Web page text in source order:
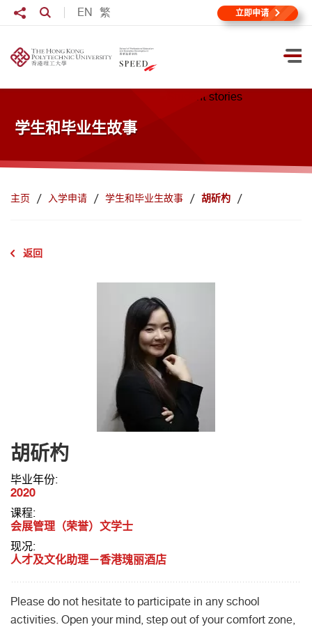
跳到主要内容
打
EN 繁
分享至打开搜寻输入格 立即申请
学生和毕业生故事
主页 入学申请 学生和毕业生故事 胡斫杓
返回
胡斫杓
毕业年份:
2020
课程:
会展管理（荣誉）文学士
现况:
人才及文化助理－香港瑰丽酒店
Please do not hesitate to participate in any school
activities. Open your mind, step out of your comfort zone,